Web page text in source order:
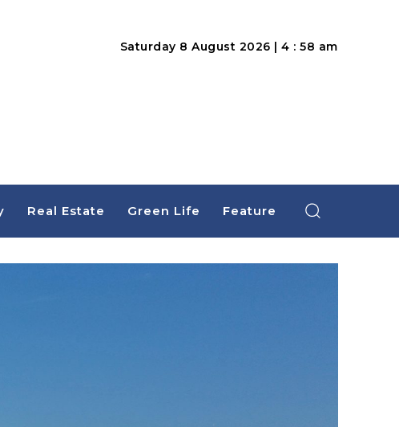
Saturday 8 August 2026 | 4 : 58 am
Real Estate Green Life Feature